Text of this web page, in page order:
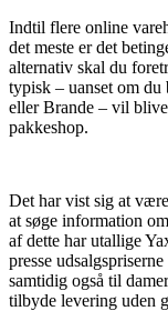
Indtil flere online
det meste er det
alternativ skal du
typisk – uanset om
eller Brande – vil
pakkeshop.
Det har vist sig at
at søge information
af dette har utallige
presse
samtidig også til
tilbyde levering uden